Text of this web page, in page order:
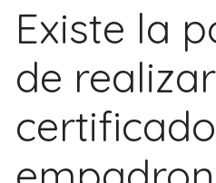
Existe la
de